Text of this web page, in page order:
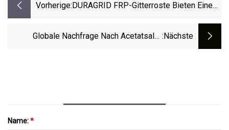
Vorherige: DURAGRID FRP-Gitterroste Bieten Eine
Stahlgitterrosten
Globale Nachfrage Nach Acetatsalz- :nächste
Name:*